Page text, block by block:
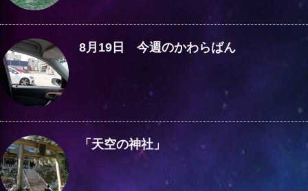
8月19日 今週のかわらばん
「天空の神社」